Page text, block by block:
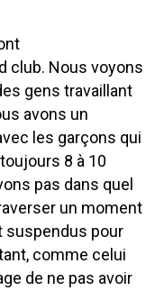
club. Nous voyons
gens travaillant
avons un
les garçons qui
8 à 10
pas dans quel
un moment
suspendus pour
comme celui
de ne pas avoir